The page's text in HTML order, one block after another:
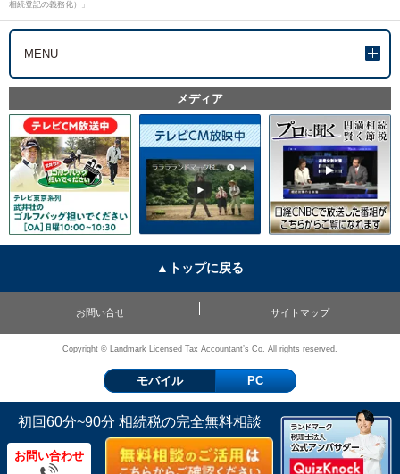
相続登記の義務化）」
MENU
メディア
▲トップに戻る
お問い合せ サイトマップ
Copyright © Landmark Licensed Tax Accountant’s Co. All rights reserved.
初回60分~90分 相続税の完全無料相談
お問い合わせ
モバイル PC